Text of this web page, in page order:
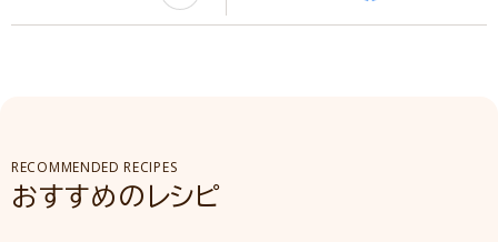
RECOMMENDED RECIPES
おすすめのレシピ